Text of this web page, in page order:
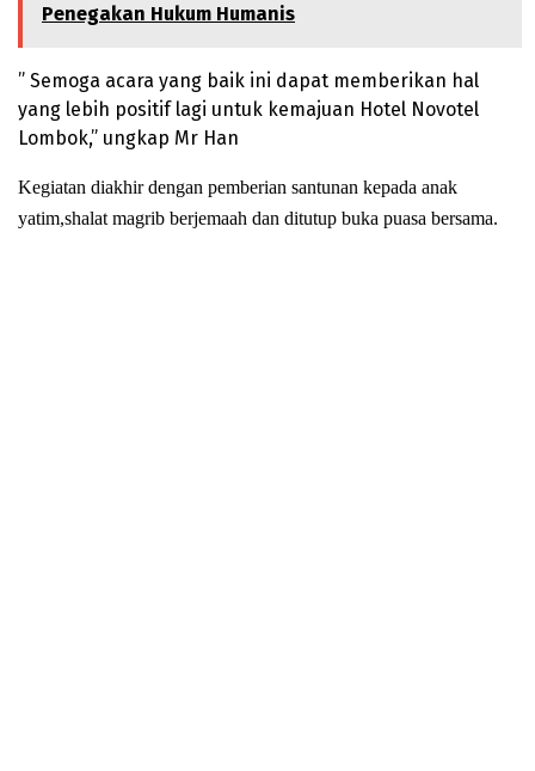
Penegakan Hukum Humanis
” Semoga acara yang baik ini dapat memberikan hal
yang lebih positif lagi untuk kemajuan Hotel Novotel
Lombok,” ungkap Mr Han
Kegiatan diakhir dengan pemberian santunan kepada anak
yatim,shalat magrib berjemaah dan ditutup buka puasa bersama.